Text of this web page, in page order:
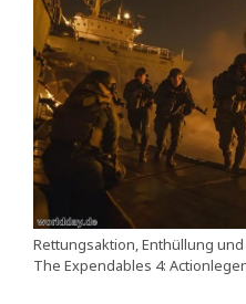
Rettungsaktion, Enthüllung
The Expendables 4: